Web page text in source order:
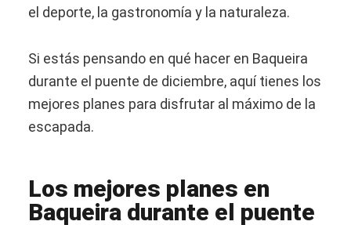
el deporte, la gastronomía y la naturaleza.
Si estás pensando en qué hacer en Baqueira
durante el puente de diciembre, aquí tienes los
mejores planes para disfrutar al máximo de la
escapada.
Los mejores planes en
Baqueira durante el puente